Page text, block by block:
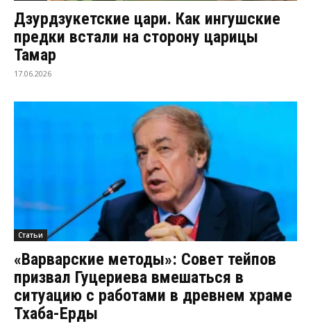
Дзурдзукетские цари. Как ингушские
предки встали на сторону царицы
Тамар
17.06.2026
Статьи
«Варварские методы»: Совет тейпов
призвал Гуцериева вмешаться в
ситуацию с работами в древнем храме
Тхаба-Ерды